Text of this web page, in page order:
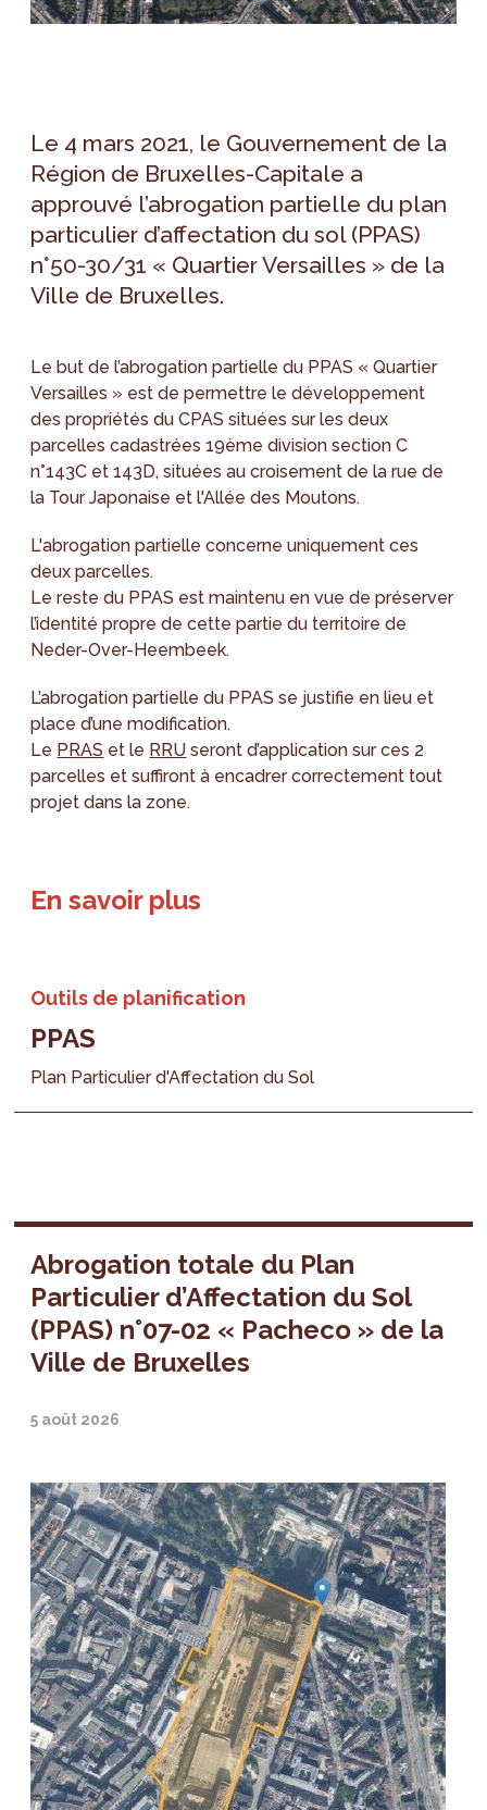
Le 4 mars 2021, le Gouvernement de la
Région de Bruxelles-Capitale a
approuvé l’abrogation partielle du plan
particulier d’affectation du sol (PPAS)
n°50-30/31 « Quartier Versailles » de la
Ville de Bruxelles.
Le but de l’abrogation partielle du PPAS « Quartier
Versailles » est de permettre le développement
des propriétés du CPAS situées sur les deux
parcelles cadastrées 19ème division section C
n°143C et 143D, situées au croisement de la rue de
la Tour Japonaise et l'Allée des Moutons.
L'abrogation partielle concerne uniquement ces
deux parcelles.
Le reste du PPAS est maintenu en vue de préserver
l’identité propre de cette partie du territoire de
Neder-Over-Heembeek.
L’abrogation partielle du PPAS se justifie en lieu et
place d’une modification.
Le PRAS et le RRU seront d’application sur ces 2
parcelles et suffiront à encadrer correctement tout
projet dans la zone.
En savoir plus
Outils de planification
PPAS
Plan Particulier d'Affectation du Sol
Abrogation totale du Plan
Particulier d’Affectation du Sol
(PPAS) n°07-02 « Pacheco » de la
Ville de Bruxelles
5 août 2026